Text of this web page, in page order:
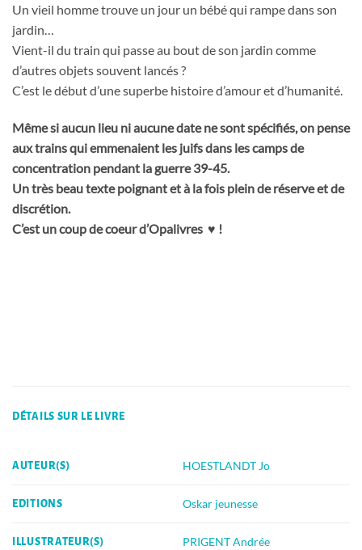
Un vieil homme trouve un jour un bébé qui rampe dans son
jardin…
Vient-il du train qui passe au bout de son jardin comme
d’autres objets souvent lancés ?
C’est le début d’une superbe histoire d’amour et d’humanité.
Même si aucun lieu ni aucune date ne sont spécifiés, on pense
aux trains qui emmenaient les juifs dans les camps de
concentration pendant la guerre 39-45.
Un très beau texte poignant et à la fois plein de réserve et de
discrétion.
C’est un coup de coeur d’Opalivres ♥ !
DÉTAILS SUR LE LIVRE
AUTEUR(S) HOESTLANDT Jo
EDITIONS Oskar jeunesse
ILLUSTRATEUR(S) PRIGENT Andrée